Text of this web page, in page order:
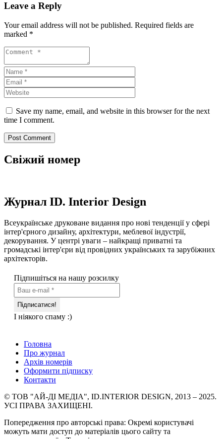
Leave a Reply
Your email address will not be published. Required fields are
marked *
Save my name, email, and website in this browser for the next
time I comment.
Свіжий номер
Журнал ID. Interior Design
Всеукраїнське друковане видання про нові тенденції у сфері
інтер'єрного дизайну, архітектури, меблевої індустрії,
декорування. У центрі уваги – найкращі приватні та
громадські інтер'єри від провідних українських та зарубіжних
архітекторів.
Підпишіться на нашу розсилку
І ніякого спаму :)
Головна
Про журнал
Архів номерів
Оформити підписку
Контакти
© ТОВ "АЙ-ДІ МЕДІА", ID.INTERIOR DESIGN, 2013 – 2025.
УСІ ПРАВА ЗАХИЩЕНІ.
Попередження про авторські права: Окремі користувачі
можуть мати доступ до матеріалів цього сайту та